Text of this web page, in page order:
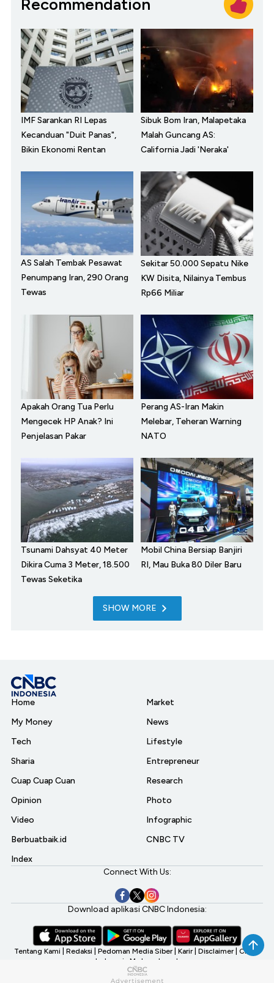
Recommendation
IMF Sarankan RI Lepas
Kecanduan "Duit Panas",
Bikin Ekonomi Rentan
Sibuk Bom Iran, Malapetaka
Malah Guncang AS:
California Jadi 'Neraka'
AS Salah Tembak Pesawat
Penumpang Iran, 290 Orang
Tewas
Sekitar 50.000 Sepatu Nike
KW Disita, Nilainya Tembus
Rp66 Miliar
Apakah Orang Tua Perlu
Mengecek HP Anak? Ini
Penjelasan Pakar
Perang AS-Iran Makin
Melebar, Teheran Warning
NATO
Tsunami Dahsyat 40 Meter
Dikira Cuma 3 Meter, 18.500
Tewas Seketika
Mobil China Bersiap Banjiri
RI, Mau Buka 80 Diler Baru
SHOW MORE
Home
My Money
Tech
Sharia
Cuap Cuap Cuan
Opinion
Video
Berbuatbaik.id
Index
Market
News
Lifestyle
Entrepreneur
Research
Photo
Infographic
CNBC TV
Connect With Us:
Download aplikasi CNBC Indonesia:
Tentang Kami Redaksi Pedoman Media Siber Karir Disclaimer CNBC
Indonesia My Investment
©2026 CNBC Indonesia, A Transmedia Company